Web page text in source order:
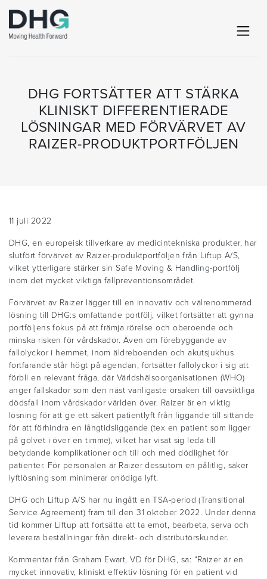
DHG FORTSÄTTER ATT STÄRKA
KLINISKT DIFFERENTIERADE
LÖSNINGAR MED FÖRVÄRVET AV
RAIZER-PRODUKTPORTFÖLJEN
11 juli 2022
DHG, en europeisk tillverkare av medicintekniska produkter, har
slutfört förvärvet av Raizer-produktportföljen från Liftup A/S,
vilket ytterligare stärker sin Safe Moving & Handling-portfölj
inom det mycket viktiga fallpreventionsområdet.
Förvärvet av Raizer lägger till en innovativ och välrenommerad
lösning till DHG:s omfattande portfölj, vilket fortsätter att gynna
portföljens fokus på att främja rörelse och oberoende och
minska risken för vårdskador. Även om förebyggande av
fallolyckor i hemmet, inom äldreboenden och akutsjukhus
fortfarande står högt på agendan, fortsätter fallolyckor i sig att
förbli en relevant fråga, där Världshälsoorganisationen (WHO)
anger fallskador som den näst vanligaste orsaken till oavsiktliga
dödsfall inom vårdskador världen över. Raizer är en viktig
lösning för att ge ett säkert patientlyft från liggande till sittande
för att förhindra en långtidsliggande (tex en patient som ligger
på golvet i över en timme), vilket har visat sig leda till
betydande komplikationer och till och med dödlighet för
patienter. För personalen är Raizer dessutom en pålitlig, säker
lyftlösning som minimerar onödiga lyft.
DHG och Liftup A/S har nu ingått en TSA-period (Transitional
Service Agreement) fram till den 31 oktober 2022. Under denna
tid kommer Liftup att fortsätta att ta emot, bearbeta, serva och
leverera beställningar från direkt- och distributörskunder.
Kommentar från Graham Ewart, VD för DHG, sa: “Raizer är en
mycket innovativ, kliniskt effektiv lösning för en patient vid